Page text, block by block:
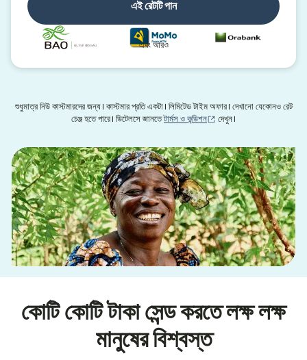
এই রেটটি পান
এবং আরও
শুধুমাত্র নিউ কাস্টমারদের জন্য। কাস্টমার প্রতি একটা। লিমিটেড টাইম অফার। দেখানো যেকোনও রেট
চেঞ্জ হতে পারে। ডিটেলসে জানতেটার্মস ও কন্ডিশন (নতুন উইন্ডোতে খুলবে)
দেখুন।
কোটি কোটি টাকা সেন্ড করতে লক্ষ লক্ষ
মানুষের বিশ্বস্ত